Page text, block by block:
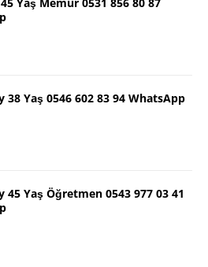
Yaş Memur 0531 856 80 87
38 Yaş 0546 602 83 94 WhatsApp
45 Yaş Öğretmen 0543 977 03 41